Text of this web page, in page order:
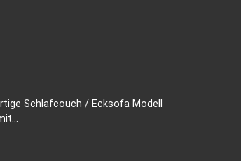
Schlafcouch / Ecksofa Modell